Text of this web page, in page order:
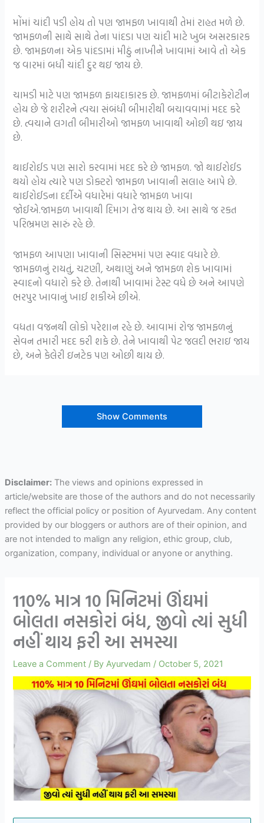
મોંમાં ચાંદી પડી હોય તો પણ જામફળ ખાવાથી તેમાં રાહત મળે છે.
જામફળની સાથે સાથે તેના પાંદડા પણ ચાંદી માટે ખુબ અસરકારક
છે. જામફળના એક પાંદડામાં મીઠું નાખીને ખાવામાં આવે તો એક
જ વારમાં બધી ચાંદી દુર થઇ જાય છે.
ચામડી માટે પણ જામફળ ફાયદાકારક છે. જામફળમાં બીટાકેરોટીન
હોય છે જે શરીરને ત્વચા સંબંધી બીમારીથી બચાવવામાં મદદ કરે
છે. ત્વચાને લગતી બીમારીઓ જામફળ ખાવાથી ઓછી થઇ જાય
છે.
થાઈરોઈડ પણ સારો કરવામાં મદદ કરે છે જામફળ. જો થાઈરોઈડ
થયો હોય ત્યારે પણ ડોક્ટરો જામફળ ખાવાની સલાહ આપે છે.
થાઈરોઈડના દર્દીએ વધારેમાં વધારે જામફળ ખાવા
જોઈએ.જામફળ ખાવાથી દિમાગ તેજ થાય છે. આ સાથે જ રકત
પરિભ્રમણ સારું રહે છે.
જામફળ આપણા ખાવાની સિસ્ટમમાં પણ સ્વાદ વધારે છે.
જામફળનું રાયતું, ચટણી, અથાણું અને જામફળ શેક ખાવામાં
સ્વાદનો વધારો કરે છે. તેનાથી ખાવામાં ટેસ્ટ વધે છે અને આપણે
ભરપુર ખાવાનું ખાઈ શકીએ છીએ.
વધતા વજનથી લોકો પરેશાન રહે છે. આવામાં રોજ જામફળનું
સેવન તમારી મદદ કરી શકે છે. તેને ખાવાથી પેટ જલદી ભરાઇ જાય
છે, અને કેલેરી ઇનટેક પણ ઓછી થાય છે.
Show Comments
Disclaimer:The views and opinions expressed in
article/website are those of the authors and do not necessarily
reflect the official policy or position of Ayurvedam. Any content
provided by our bloggers or authors are of their opinion, and
are not intended to malign any religion, ethic group, club,
organization, company, individual or anyone or anything.
110% માત્ર 10 મિનિટમાં ઊંઘમાં
બોલતા નસકોરાં બંધ, જીવો ત્યાં સુધી
નહીં થાય ફરી આ સમસ્યા
Leave a Comment / ByAyurvedam / October 5, 2021